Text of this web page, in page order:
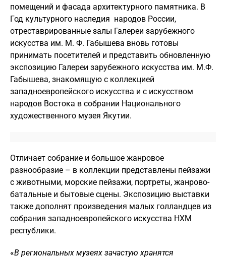
помещений и фасада архитектурного памятника. В
Год культурного наследия народов России,
отреставрированные залы Галереи зарубежного
искусства им. М. Ф. Габышева вновь готовы
принимать посетителей и представить обновленную
экспозицию Галереи зарубежного искусства им. М.Ф.
Габышева, знакомящую с коллекцией
западноевропейского искусства и с искусством
народов Востока в собрании Национального
художественного музея Якутии.
Отличает собрание и большое жанровое
разнообразие – в коллекции представлены пейзажи
с животными, морские пейзажи, портреты, жанрово-
батальные и бытовые сцены. Экспозицию выставки
также дополнят произведения малых голландцев из
собрания западноевропейского искусства НХМ
республики.
«В региональных музеях зачастую хранятся